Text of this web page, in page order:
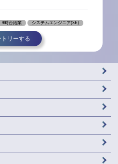
9時台始業 システムエンジニア(SE)
トリーする